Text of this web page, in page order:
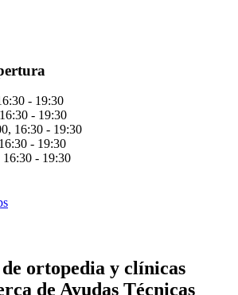
- 19:30
- 19:30
16:30 - 19:30
- 19:30
- 19:30
ortopedia y clínicas
de Ayudas Técnicas